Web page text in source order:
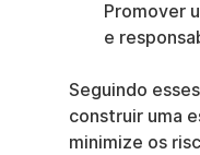
Promover
e
Seguindo
construir uma
minimize os